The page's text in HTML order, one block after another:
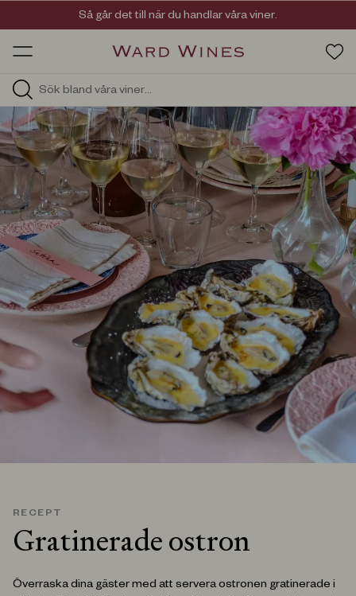
HOS
Viner med kvalitet, ursprung & personlighet
Så går det till när du handlar våra viner.
RECEPT
Gratinerade ostron
Överraska dina gäster med att servera ostronen gratinerade i